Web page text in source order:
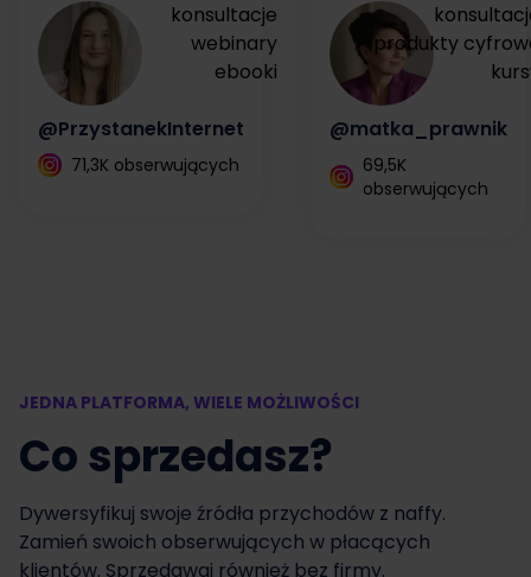
konsultacje
webinary
ebooki
@PrzystanekInternet
71,3K obserwujących
produkty
@matka_prawnik
69,5K
obserwujących
JEDNA PLATFORMA, WIELE MOŻLIWOŚCI
Co sprzedasz?
Dywersyfikuj swoje źródła przychodów z naffy.
Zamień swoich obserwujących w płacących
klientów. Sprzedawaj również bez firmy.